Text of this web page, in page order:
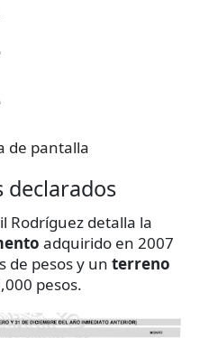
de pantalla
declarados
Rodríguez detalla la
adquirido en 2007
de pesos y un terreno
pesos.